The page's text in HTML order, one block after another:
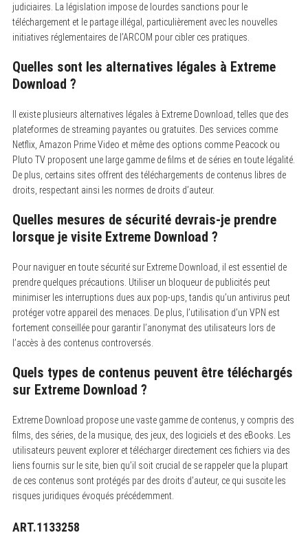
judiciaires. La législation impose de lourdes sanctions pour le
téléchargement et le partage illégal, particulièrement avec les nouvelles
initiatives réglementaires de l’ARCOM pour cibler ces pratiques.
Quelles sont les alternatives légales à Extreme
Download ?
Il existe plusieurs alternatives légales à Extreme Download, telles que des
plateformes de streaming payantes ou gratuites. Des services comme
Netflix, Amazon Prime Video et même des options comme Peacock ou
Pluto TV proposent une large gamme de films et de séries en toute légalité.
De plus, certains sites offrent des téléchargements de contenus libres de
droits, respectant ainsi les normes de droits d’auteur.
Quelles mesures de sécurité devrais-je prendre
lorsque je visite Extreme Download ?
Pour naviguer en toute sécurité sur Extreme Download, il est essentiel de
prendre quelques précautions. Utiliser un bloqueur de publicités peut
minimiser les interruptions dues aux pop-ups, tandis qu’un antivirus peut
protéger votre appareil des menaces. De plus, l’utilisation d’un VPN est
fortement conseillée pour garantir l’anonymat des utilisateurs lors de
l’accès à des contenus controversés.
Quels types de contenus peuvent être téléchargés
sur Extreme Download ?
Extreme Download propose une vaste gamme de contenus, y compris des
films, des séries, de la musique, des jeux, des logiciels et des eBooks.
Les
utilisateurs peuvent explorer et télécharger directement ces fichiers via des
liens fournis sur le site, bien qu’il soit crucial de se rappeler que la plupart
de ces contenus sont protégés par des droits d’auteur, ce qui suscite les
risques juridiques évoqués précédemment.
ART.1133258